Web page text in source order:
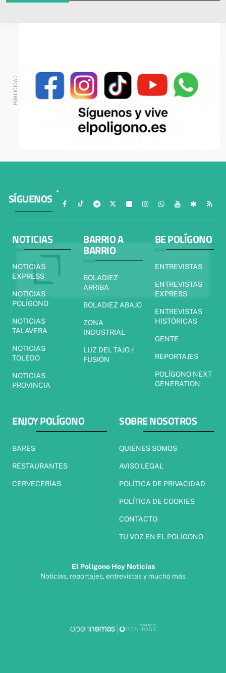
SÍGUENOS
NOTICIAS
NOTICIAS
EXPRESS
NOTICIAS
POLÍGONO
NOTICIAS
TALAVERA
NOTICIAS
TOLEDO
NOTICIAS
PROVINCIA
BARRIO A
BARRIO
BOLADIEZ
ARRIBA
BOLADIEZ ABAJO
ZONA
INDUSTRIAL
LUZ DEL TAJO /
FUSIÓN
BE POLÍGONO
ENTREVISTAS
ENTREVISTAS
EXPRESS
ENTREVISTAS
HISTÓRICAS
GENTE
REPORTAJES
POLÍGONO NEXT
GENERATION
ENJOY POLÍGONO
BARES
RESTAURANTES
CERVECERÍAS
SOBRE NOSOTROS
QUIÉNES SOMOS
AVISO LEGAL
POLÍTICA DE PRIVACIDAD
POLÍTICA DE COOKIES
CONTACTO
TU VOZ EN EL POLÍGONO
El Polígono Hoy Noticias
Noticias, reportajes, entrevistas y mucho más